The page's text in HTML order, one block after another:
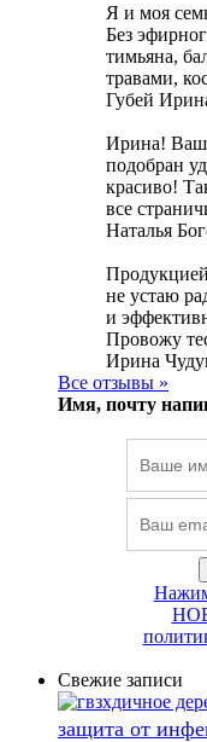
Я и моя
Без
тимьяна,
травами,
Губей
Ирина! Ваш
подобран
красиво!
все
Наталья
не устаю
и
Провожу
Ирина
Все отзывы »
Имя, почту
Свежие записи
защита от